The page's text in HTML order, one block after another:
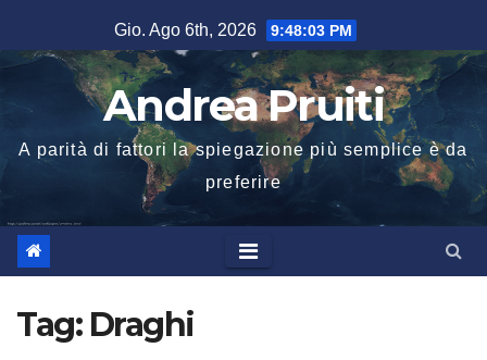
al
Gio. Ago 6th, 2026 9:48:03 PM
Andrea Pruiti
A parità di fattori la spiegazione più semplice è da
preferire
Tag: Draghi